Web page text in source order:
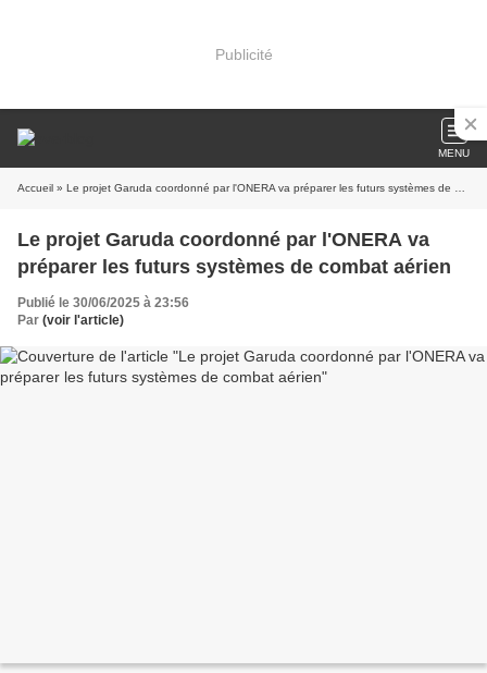
Publicité
MENU
Accueil » Le projet Garuda coordonné par l'ONERA va préparer les futurs systèmes de combat aérien
Le projet Garuda coordonné par l'ONERA va
préparer les futurs systèmes de combat aérien
Publié le 30/06/2025 à 23:56
Par (voir l'article)